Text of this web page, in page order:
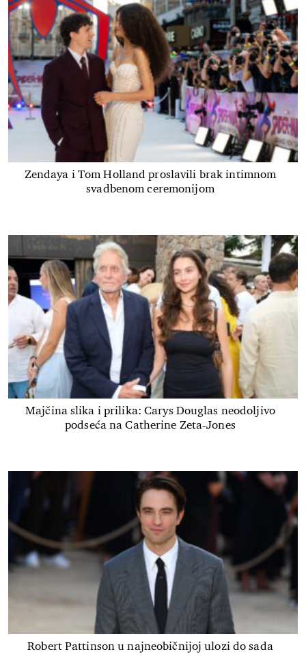
Zendaya i Tom Holland proslavili brak intimnom
svadbenom ceremonijom
Majčina slika i prilika: Carys Douglas neodoljivo
podseća na Catherine Zeta-Jones
Robert Pattinson u najneobičnijoj ulozi do sada